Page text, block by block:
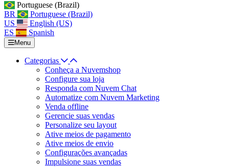
Portuguese (Brazil)
BR
Portuguese (Brazil)
US
English (US)
ES
Spanish
Menu
Categorias
Conheça a Nuvemshop
Configure sua loja
Responda com Nuvem Chat
Automatize com Nuvem Marketing
Venda offline
Gerencie suas vendas
Personalize seu layout
Ative meios de pagamento
Ative meios de envio
Configurações avançadas
Impulsione suas vendas